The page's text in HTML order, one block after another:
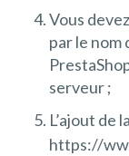
Vous
par le nom
serveur ;
L’ajout de
https://